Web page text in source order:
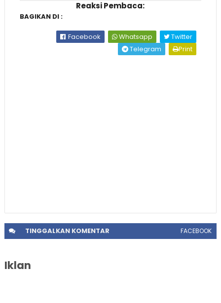
Reaksi Pembaca:
BAGIKAN DI :
Facebook Whatsapp
Twitter
Telegram
Print
TINGGALKANKOMENTAR FACEBOOK
Iklan